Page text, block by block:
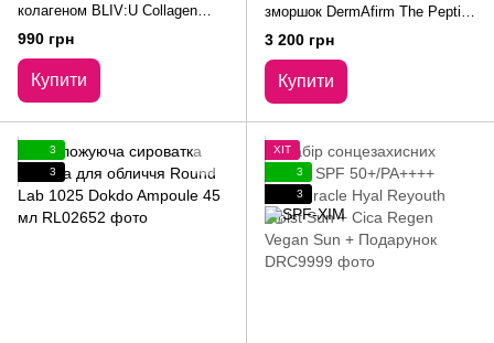
колагеном BLIV:U Collagen
Bouncing Sunscreen 50 мл
990 грн
Купити
зморшок DermAfirm The Peptide
Wrinkle Serum 30 мл
3 200 грн
Купити
3
3
ХІТ
3
3